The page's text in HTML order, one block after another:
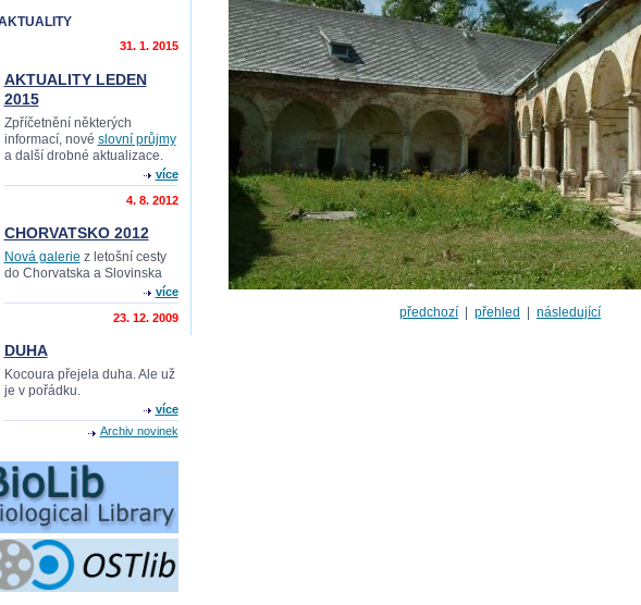
předchozí přehled následující
31. 1. 2015
AKTUALITY LEDEN
2015
Zpříčetnění některých
informací, nové slovní průjmy
a další drobné aktualizace.
více
4. 8. 2012
CHORVATSKO 2012
Nová galerie z letošní cesty
do Chorvatska a Slovinska
více
23. 12. 2009
DUHA
Kocoura přejela duha. Ale už
je v pořádku.
více
Archiv novinek